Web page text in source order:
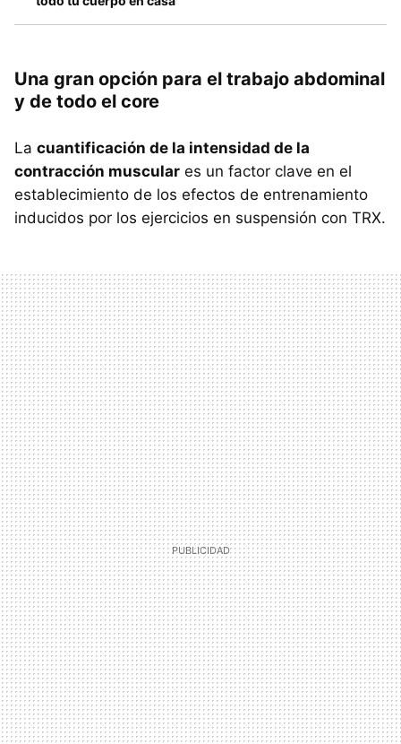
Una gran opción para el trabajo abdominal
y de todo el core
La cuantificación de la intensidad de la
contracción muscular es un factor clave en el
establecimiento de los efectos de entrenamiento
inducidos por los ejercicios en suspensión con TRX.